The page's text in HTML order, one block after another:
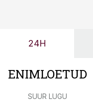
24H
ENIMLOETUD
SUUR LUGU